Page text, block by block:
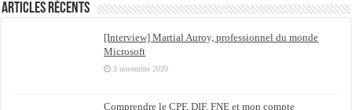
Articles récents
[Interview] Martial Auroy, professionnel du monde
Microsoft
3 novembre 2020
Comprendre le CPF, DIF, FNE et mon compte